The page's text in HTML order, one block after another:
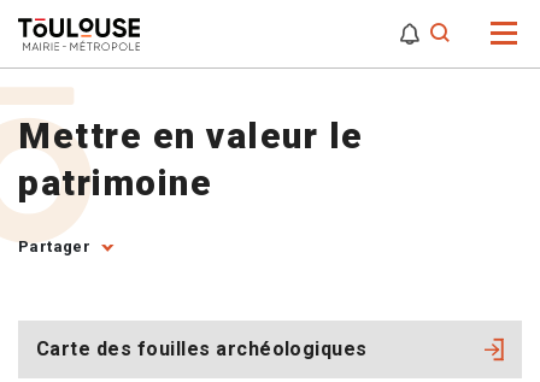
Mettre en valeur le
patrimoine
Partager
Carte des fouilles archéologiques